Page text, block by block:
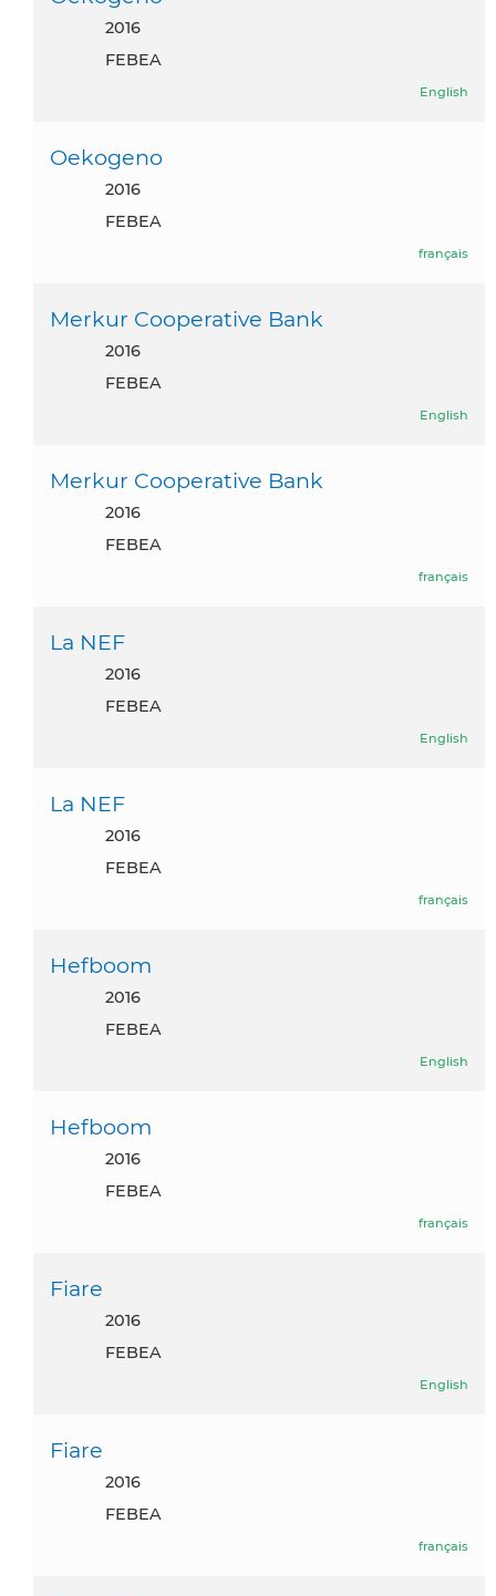
2016
FEBEA
English
Oekogeno
2016
FEBEA
français
Merkur Cooperative Bank
2016
FEBEA
English
Merkur Cooperative Bank
2016
FEBEA
français
La NEF
2016
FEBEA
English
La NEF
2016
FEBEA
français
Hefboom
2016
FEBEA
English
Hefboom
2016
FEBEA
français
Fiare
2016
FEBEA
English
Fiare
2016
FEBEA
français